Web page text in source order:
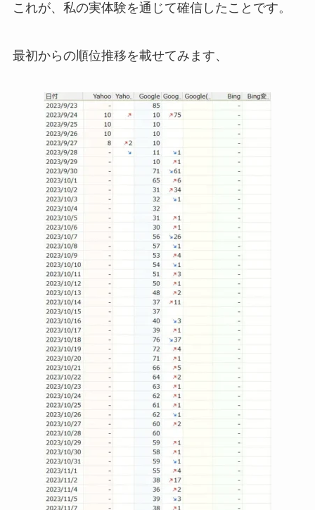
これが、私の実体験を通じて確信したことです。
最初からの順位推移を載せてみます、